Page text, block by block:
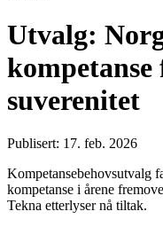
Utvalg:
suverenitet
Publisert: 17. feb. 2026
Kompetansebehovsutvalg
kompetanse i årene
Tekna etterlyser nå tiltak.